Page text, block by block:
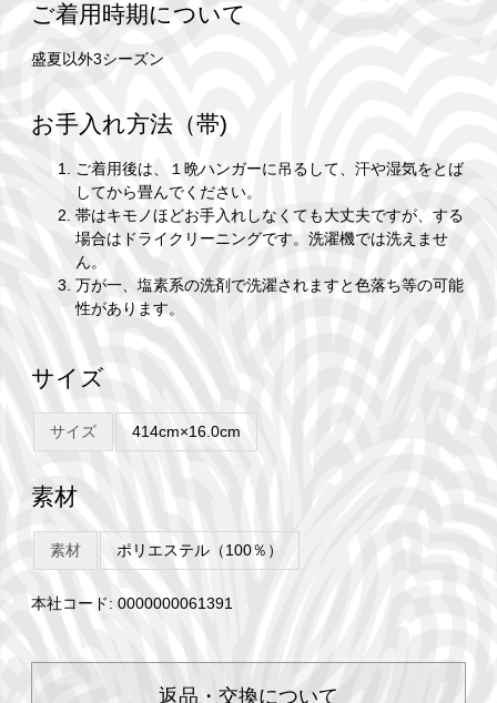
ご着用時期について
盛夏以外3シーズン
お手入れ方法（帯)
ご着用後は、１晩ハンガーに吊るして、汗や湿気をとば
してから畳んでください。
帯はキモノほどお手入れしなくても大丈夫ですが、する
場合はドライクリーニングです。洗濯機では洗えませ
ん。
万が一、塩素系の洗剤で洗濯されますと色落ち等の可能
性があります。
サイズ
サイズ 414cm×16.0cm
素材
素材 ポリエステル（100％）
本社コード: 0000000061391
返品・交換について